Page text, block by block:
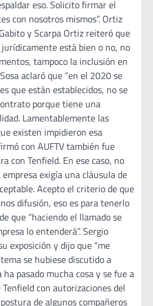
eso. Solicito firmar el
con nosotros mismos”. Ortiz
y Scarpa Ortiz reiteró que
está bien o no, no
tampoco la inclusión en
aclaró que “en el 2020 se
que están establecidos, no se
porque tiene una
Lamentablemente las
existen impidieron esa
con AUFTV también fue
con Tenfield. En ese caso, no
exigía una cláusula de
Acepto el criterio de que
difusión, eso es para tenerlo
que “haciendo el llamado se
lo entenderá”. Sergio
exposición y dijo que “me
se hubiese discutido a
pasado mucha cosa y se fue a
con autorizaciones del
de algunos compañeros